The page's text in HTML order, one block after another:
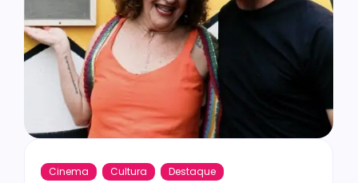
Cinema Cultura Destaque